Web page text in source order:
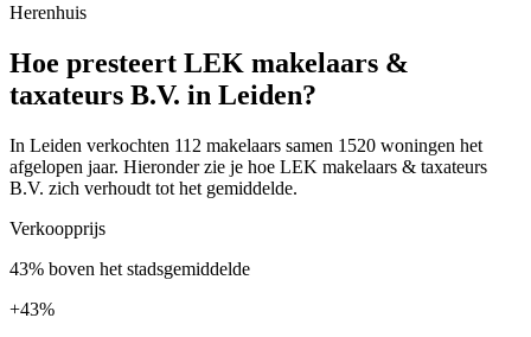
Herenhuis
Hoe presteert LEK makelaars &
taxateurs B.V. in Leiden?
In Leiden verkochten 112 makelaars samen 1520 woningen het
afgelopen jaar. Hieronder zie je hoe LEK makelaars & taxateurs
B.V. zich verhoudt tot het gemiddelde.
Verkoopprijs
43% boven het stadsgemiddelde
+43%